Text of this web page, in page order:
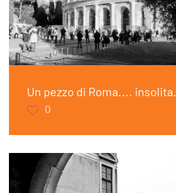
Un pezzo di Roma.... insolita.
0